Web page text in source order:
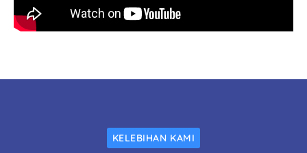
KELEBIHAN KAMI